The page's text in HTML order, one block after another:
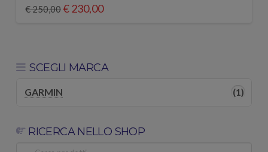
€250,00 Il
prezzo
€230,00Il
prezzo
SCEGLI MARCA
GARMIN (1)
RICERCA NELLO SHOP